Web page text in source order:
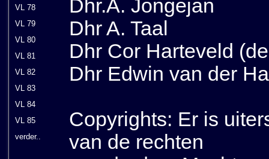
VL 78
VL 79
VL 80
VL 81
VL 82
VL 83
VL 84
VL 85
verder..
Dhr.A. Jongejan
Dhr A. Taal
Dhr Cor Harteveld
Dhr Edwin van der
Copyrights: Er is
van de rechten